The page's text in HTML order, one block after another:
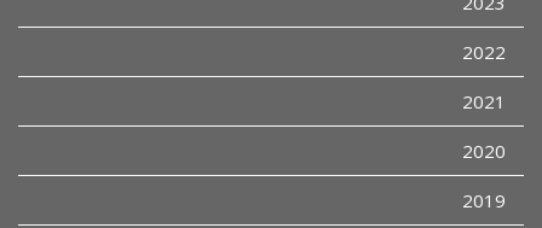
2022
2021
2020
2019